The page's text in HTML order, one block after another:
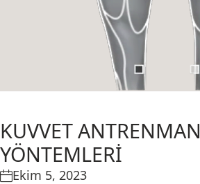
KUVVET ANTRENMAN
YÖNTEMLERİ
Ekim 5, 2023